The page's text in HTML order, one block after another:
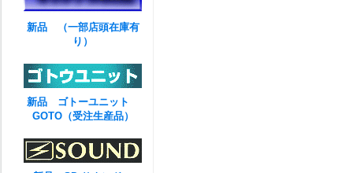
新品 （一部店頭在庫有
り）
新品 ゴトーユニット
GOTO（受注生産品）